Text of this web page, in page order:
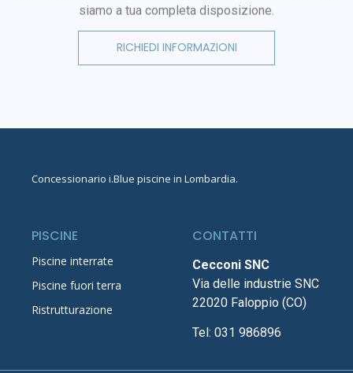
siamo a tua completa disposizione.
RICHIEDI INFORMAZIONI
Concessionario i.Blue piscine in Lombardia.
PISCINE
Piscine interrate
Piscine fuori terra
Ristrutturazione
CONTATTI
Cecconi SNC
Via delle industrie SNC
22020 Faloppio (CO)
Tel: 031 986896